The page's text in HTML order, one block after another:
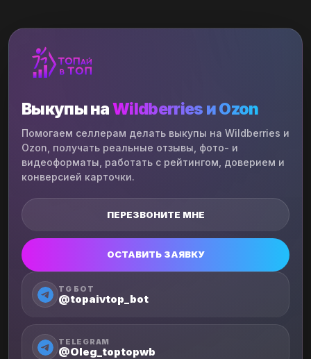
Выкупы наWildberries и Ozon
Помогаем селлерам делать выкупы на Wildberries и
Ozon, получать реальные отзывы, фото- и
видеоформаты, работать с рейтингом, доверием и
конверсией карточки.
ПЕРЕЗВОНИТЕ МНЕ
ОСТАВИТЬ ЗАЯВКУ
TG БОТ
@topaivtop_bot
TELEGRAM
@Oleg_toptopwb